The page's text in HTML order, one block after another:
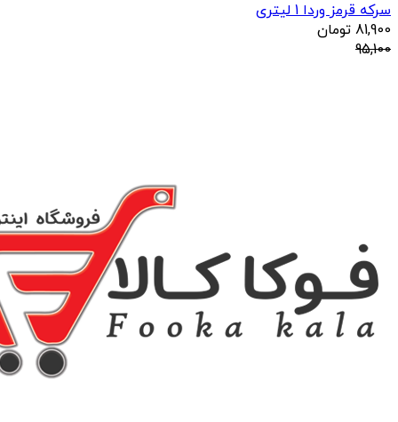
سرکه قرمز وردا 1 لیتری
81,900 تومان
95,100